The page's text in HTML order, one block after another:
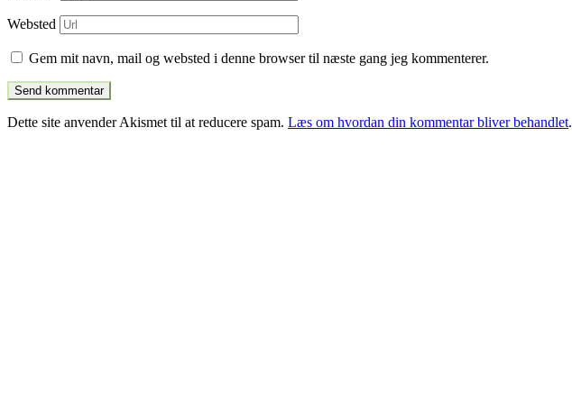
Websted
Gem mit navn, mail og websted i denne browser til næste gang jeg kommenterer.
Dette site anvender Akismet til at reducere spam. Læs om hvordan din kommentar bliver behandlet.